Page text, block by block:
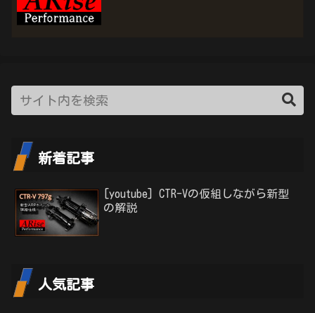
新着記事
[youtube] CTR-Vの仮組しながら新型
の解説
人気記事